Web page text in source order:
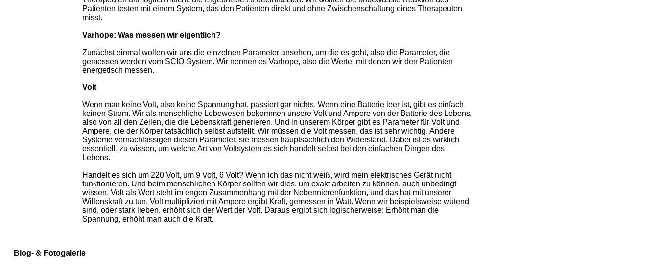
Patienten testen mit einem System, das den Patienten direkt und ohne Zwischenschaltung eines Therapeuten
misst.
Varhope: Was messen wir eigentlich?
Zunächst einmal wollen wir uns die einzelnen Parameter ansehen, um die es geht, also die Parameter, die
gemessen werden vom SCIO-System. Wir nennen es Varhope, also die Werte, mit denen wir den Patienten
energetisch messen.
Volt
Wenn man keine Volt, also keine Spannung hat, passiert gar nichts. Wenn eine Batterie leer ist, gibt es einfach
keinen Strom. Wir als menschliche Lebewesen bekommen unsere Volt und Ampere von der Batterie des Lebens,
also von all den Zellen, die die Lebenskraft generieren. Und in unserem Körper gibt es Parameter für Volt und
Ampere, die der Körper tatsächlich selbst aufstellt. Wir müssen die Volt messen, das ist sehr wichtig. Andere
Systeme vernachlässigen diesen Parameter, sie messen hauptsächlich den Widerstand. Dabei ist es wirklich
essentiell, zu wissen, um welche Art von Voltsystem es sich handelt selbst bei den einfachen Dingen des
Lebens.
Handelt es sich um 220 Volt, um 9 Volt, 6 Volt? Wenn ich das nicht weiß, wird mein elektrisches Gerät nicht
funktionieren. Und beim menschlichen Körper sollten wir dies, um exakt arbeiten zu können, auch unbedingt
wissen. Volt als Wert steht im engen Zusammenhang mit der Nebennierenfunktion, und das hat mit unserer
Willenskraft zu tun. Volt multipliziert mit Ampere ergibt Kraft, gemessen in Watt. Wenn wir beispielsweise wütend
sind, oder stark lieben, erhöht sich der Wert der Volt. Daraus ergibt sich logischerweise: Erhöht man die
Spannung, erhöht man auch die Kraft.
Blog- & Fotogalerie